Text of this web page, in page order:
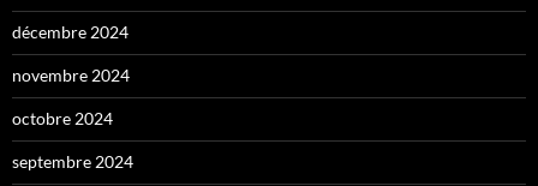
décembre 2024
novembre 2024
octobre 2024
septembre 2024